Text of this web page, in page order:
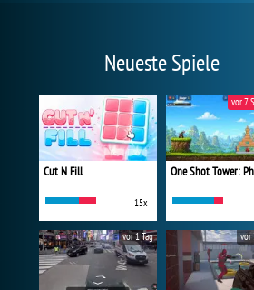
Neueste Spiele
Cut N Fill
15x
vor 7
vor 1 Tag vor